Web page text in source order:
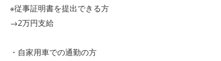
※従事証明書を提出できる方
→2万円支給
・自家用車での通勤の方